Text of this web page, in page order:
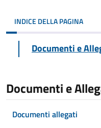
INDICE DELLA PAGINA
Documenti e
Documenti e
Documenti allegati